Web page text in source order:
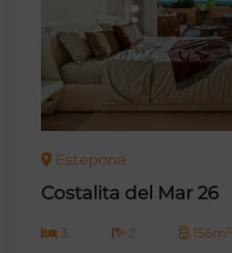
Estepona
Costalita del Mar 26
3 2 156m²